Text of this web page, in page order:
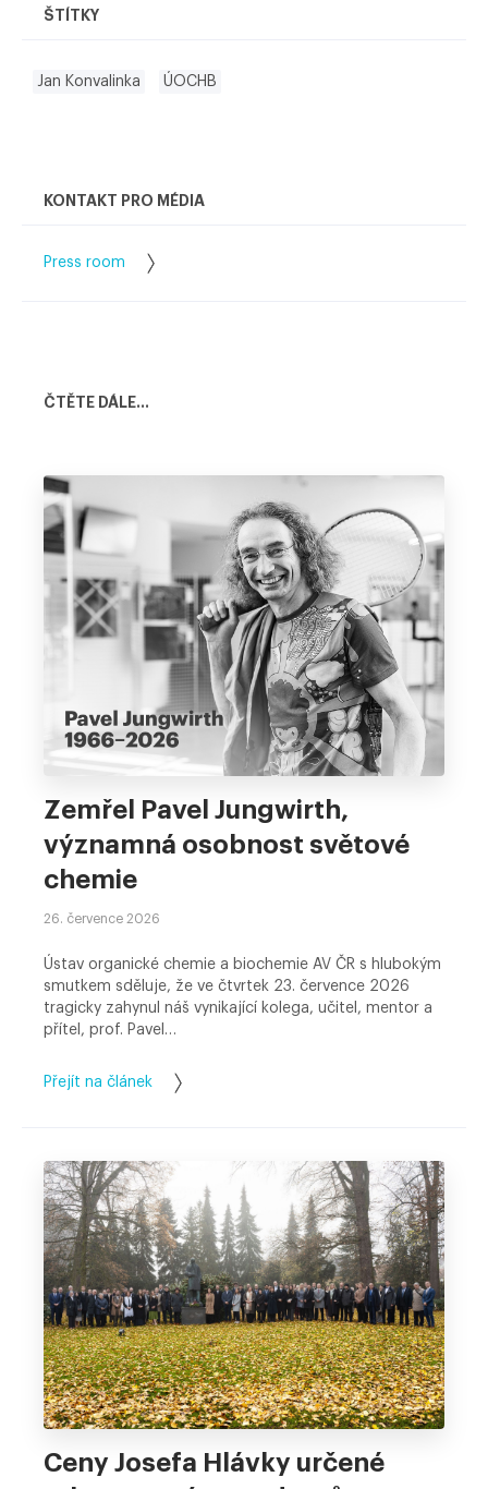
ŠTÍTKY
Jan Konvalinka ÚOCHB
KONTAKT PRO MÉDIA
Press room
ČTĚTE DÁLE...
Zemřel Pavel Jungwirth,
významná osobnost světové
chemie
26. července 2026
Ústav organické chemie a biochemie AV ČR s hlubokým
smutkem sděluje, že ve čtvrtek 23. července 2026
tragicky zahynul náš vynikající kolega, učitel, mentor a
přítel, prof. Pavel…
Přejít na článek
Ceny Josefa Hlávky určené